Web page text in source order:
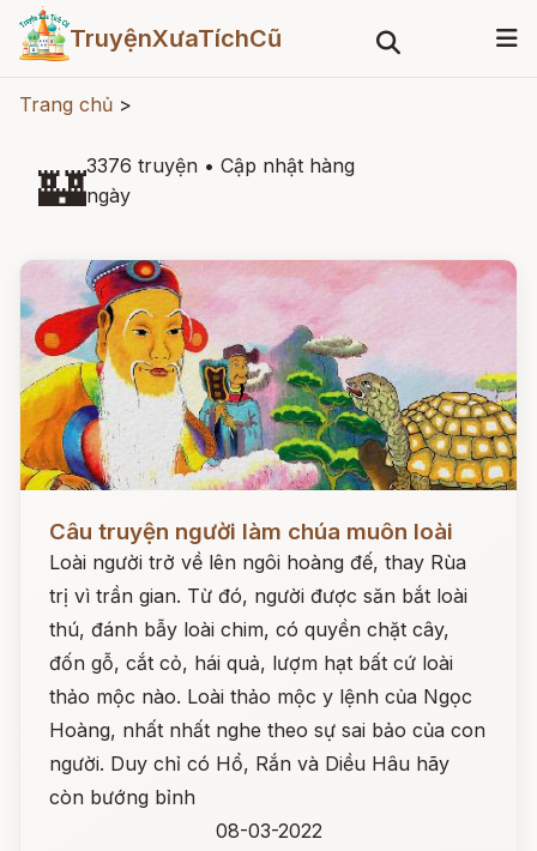
TruyệnXưaTíchCũ
Trang chủ >
🏰3376 truyện • Cập nhật hàng
ngày
Câu truyện người làm chúa muôn loài
Loài người trở về lên ngôi hoàng đế, thay Rùa
trị vì trần gian. Từ đó, người được săn bắt loài
thú, đánh bẫy loài chim, có quyền chặt cây,
đốn gỗ, cắt cỏ, hái quả, lượm hạt bất cứ loài
thảo mộc nào. Loài thảo mộc y lệnh của Ngọc
Hoàng, nhất nhất nghe theo sự sai bảo của con
người. Duy chỉ có Hổ, Rắn và Diều Hâu hãy
còn bướng bỉnh
08-03-2022